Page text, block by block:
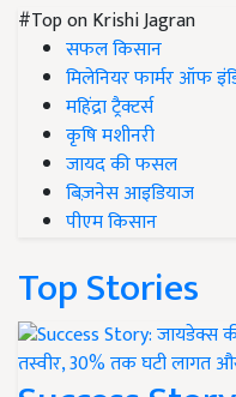
#Top on Krishi Jagran
सफल किसान
मिलेनियर फार्मर ऑफ
महिंद्रा ट्रैक्टर्स
कृषि मशीनरी
जायद की फसल
बिज़नेस आइडियाज
पीएम किसान
Top Stories